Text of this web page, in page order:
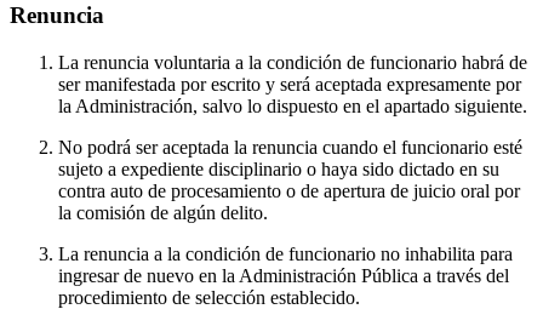
Renuncia
La renuncia voluntaria a la condición de funcionario habrá de
ser manifestada por escrito y será aceptada expresamente por
la Administración, salvo lo dispuesto en el apartado siguiente.
No podrá ser aceptada la renuncia cuando el funcionario esté
sujeto a expediente disciplinario o haya sido dictado en su
contra auto de procesamiento o de apertura de juicio oral por
la comisión de algún delito.
La renuncia a la condición de funcionario no inhabilita para
ingresar de nuevo en la Administración Pública a través del
procedimiento de selección establecido.